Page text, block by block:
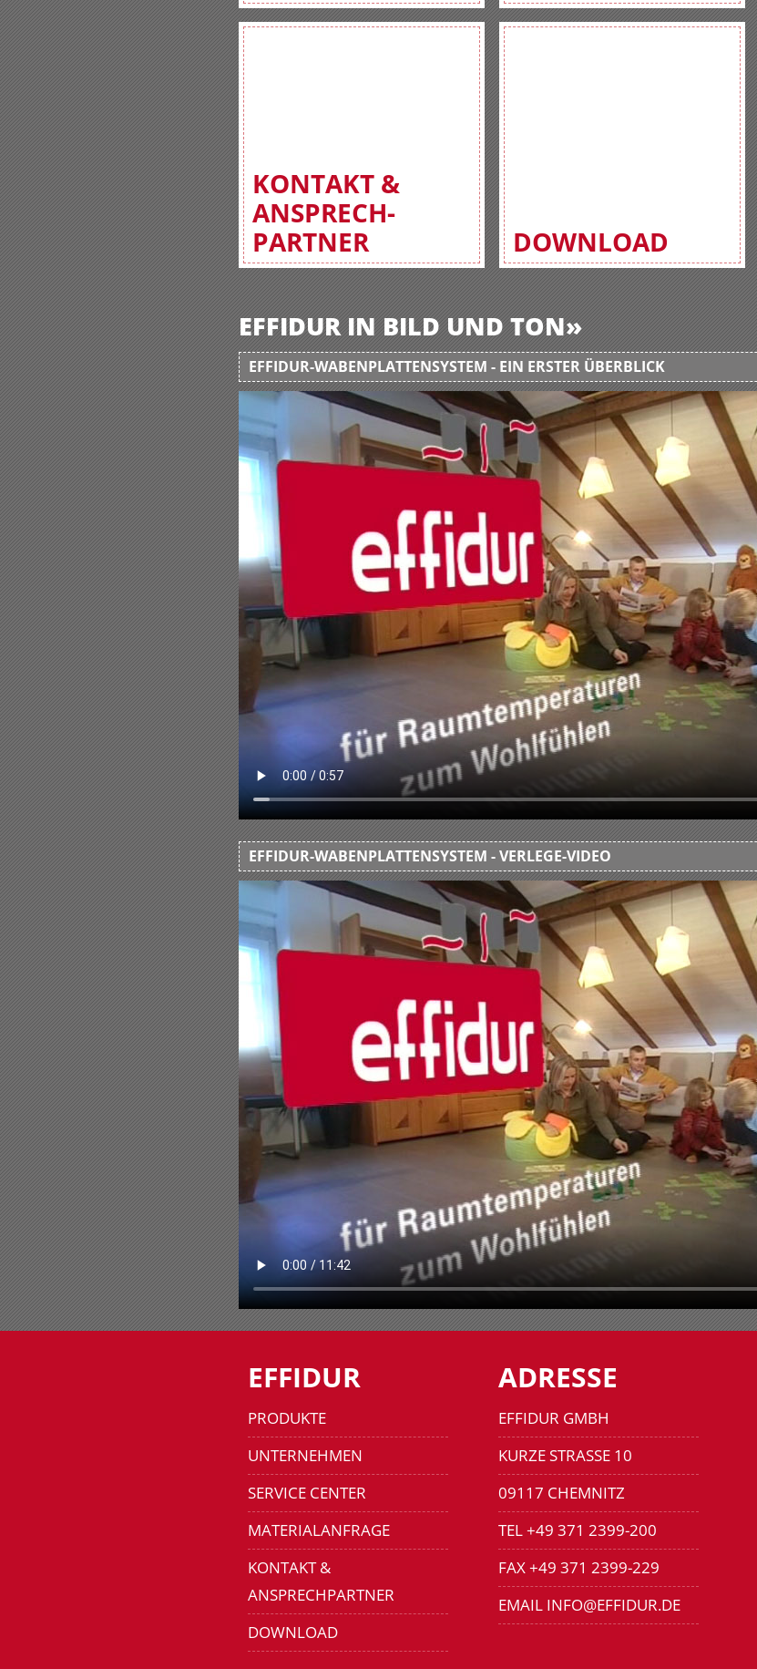
KONTAKT &
ANSPRECH-
PARTNER
DOWNLOAD
EFFIDUR IN BILD UND TON»
EFFIDUR-WABENPLATTENSYSTEM - EIN ERSTER ÜBERBLICK
EFFIDUR-WABENPLATTENSYSTEM - VERLEGE-VIDEO
EFFIDUR
PRODUKTE
UNTERNEHMEN
SERVICE CENTER
MATERIALANFRAGE
KONTAKT &
ANSPRECHPARTNER
DOWNLOAD
ADRESSE
EFFIDUR GMBH
KURZE STRASSE 10
09117 CHEMNITZ
TEL +49 371 2399-200
FAX +49 371 2399-229
EMAIL INFO@EFFIDUR.DE